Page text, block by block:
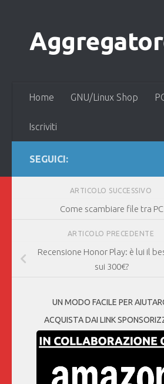
Home GNU/Linux Shop
Iscriviti
SEGUICI:
ARTICOLO SUCCESSIVO
Come scambiare file tra PC
ARTICOLO PRECEDENTE
Recensione Honor Play: è lui il
sui 300€?
UN MODO FACILE PER
ACQUISTA DAI LINK